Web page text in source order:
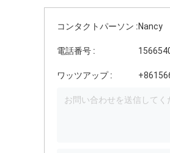
コンタクトパーソン :Nancy
電話番号 :
ワッツアップ :